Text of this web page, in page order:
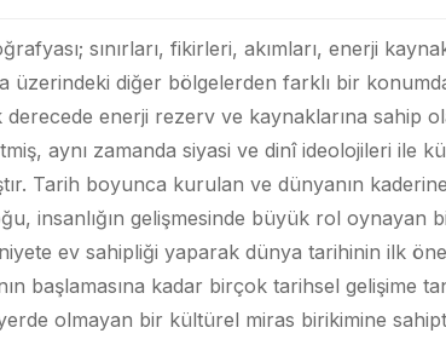
sınırları, fikirleri, akımları, enerji
üzerindeki diğer bölgelerden farklı bir
enerji rezerv ve kaynaklarına sahip
aynı zamanda siyasi ve dinî ideolojileri ile
Tarih boyunca kurulan ve dünyanın
insanlığın gelişmesinde büyük rol oynayan
ev sahipliği yaparak dünya tarihinin ilk
başlamasına kadar birçok tarihsel gelişime
olmayan bir kültürel miras birikimine